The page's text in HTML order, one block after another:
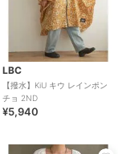
LBC
【撥水】KiU キウ レインポン
チョ 2ND
¥5,940